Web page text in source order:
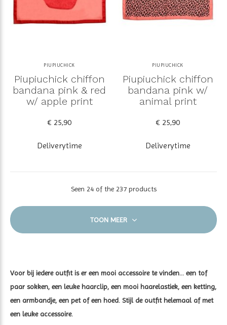
PIUPIUCHICK
Piupiuchick chiffon
bandana pink & red
w/ apple print
€ 25,90
Deliverytime
PIUPIUCHICK
Piupiuchick chiffon
bandana pink w/
animal print
€ 25,90
Deliverytime
Seen 24 of the 237 products
TOON MEER
Voor bij iedere outfit is er een mooi accessoire te vinden... een tof
paar sokken, een leuke haarclip, een mooi haarelastiek, een ketting,
een armbandje, een pet of een hoed. Stijl de outfit helemaal af met
een leuke accessoire.